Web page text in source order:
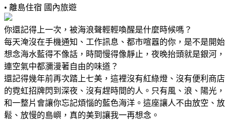
• 離島住宿 國內旅遊
你還記得上一次，被海浪聲輕輕喚醒是什麼時候嗎？
每天淹沒在手機通知、工作訊息、都市喧囂的你，是不是開始
想念海水藍得不像話，時間慢得像靜止，夜晚抬頭就是銀河，
連空氣中都瀰漫著自由的味道？
還記得幾年前再次踏上七美，這裡沒有紅綠燈、沒有便利商店
的霓虹招牌閃到深夜、沒有趕時間的人。只有風、浪、陽光，
和一整片會讓你忘記煩惱的藍色海洋。這座讓人不由放空、放
鬆、放慢的島嶼，真的美到讓我一再想念。